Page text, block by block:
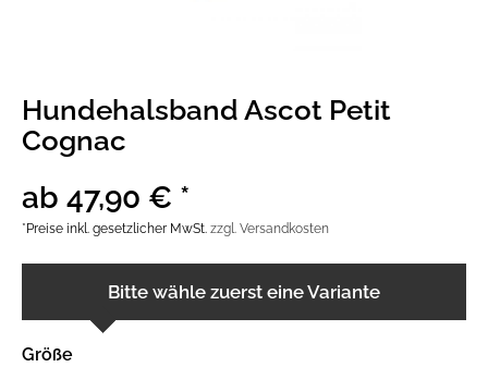
Hundehalsband Ascot Petit
Cognac
ab 47,90 € *
*Preise inkl. gesetzlicher MwSt. zzgl. Versandkosten
Bitte wähle zuerst eine Variante
Größe